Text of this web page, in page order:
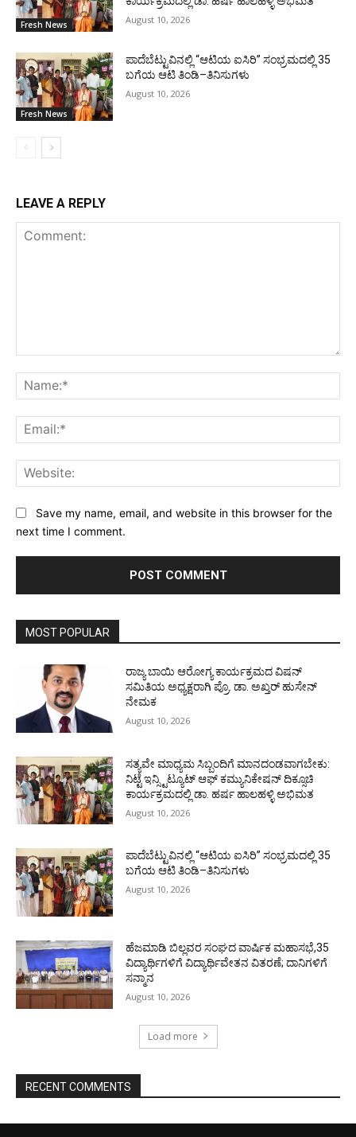
Fresh News August 10, 2026
Fresh News
ಪಾದೆಬೆಟ್ಟುವಿನಲ್ಲಿ “ಆಟಿಯ ಐಸಿರಿ’’ ಸಂಭ್ರಮದಲ್ಲಿ 35
ಬಗೆಯ ಆಟಿ ತಿಂಡಿ–ತಿನಿಸುಗಳು
August 10, 2026
LEAVE A REPLY
Save my name, email, and website in this browser for the
next time I comment.
MOST POPULAR
ರಾಜ್ಯ ಬಾಯಿ ಆರೋಗ್ಯ ಕಾರ್ಯಕ್ರಮದ ವಿಷನ್
ಸಮಿತಿಯ ಅಧ್ಯಕ್ಷರಾಗಿ ಪ್ರೊ. ಡಾ. ಅಖ್ತರ್ ಹುಸೇನ್
ನೇಮಕ
August 10, 2026
ಸತ್ಯವೇ ಮಾಧ್ಯಮ ಸಿಬ್ಬಂದಿಗೆ ಮಾನದಂಡವಾಗಬೇಕು:
ನಿಟ್ಟೆ ಇನ್ಸ್ಟಿಟ್ಯೂಟ್ ಆಫ್ ಕಮ್ಯುನಿಕೇಷನ್ ದಿಕ್ಸೂಚಿ
ಕಾರ್ಯಕ್ರಮದಲ್ಲಿ ಡಾ. ಹರ್ಷ ಹಾಲಹಳ್ಳಿ ಅಭಿಮತ
August 10, 2026
ಪಾದೆಬೆಟ್ಟುವಿನಲ್ಲಿ “ಆಟಿಯ ಐಸಿರಿ’’ ಸಂಭ್ರಮದಲ್ಲಿ 35
ಬಗೆಯ ಆಟಿ ತಿಂಡಿ–ತಿನಿಸುಗಳು
August 10, 2026
ಹೆಜಮಾಡಿ ಬಿಲ್ಲವರ ಸಂಘದ ವಾರ್ಷಿಕ ಮಹಾಸಭೆ,35
ವಿದ್ಯಾರ್ಥಿಗಳಿಗೆ ವಿದ್ಯಾರ್ಥಿವೇತನ ವಿತರಣೆ; ದಾನಿಗಳಿಗೆ
ಸನ್ಮಾನ
August 10, 2026
Load more
RECENT COMMENTS